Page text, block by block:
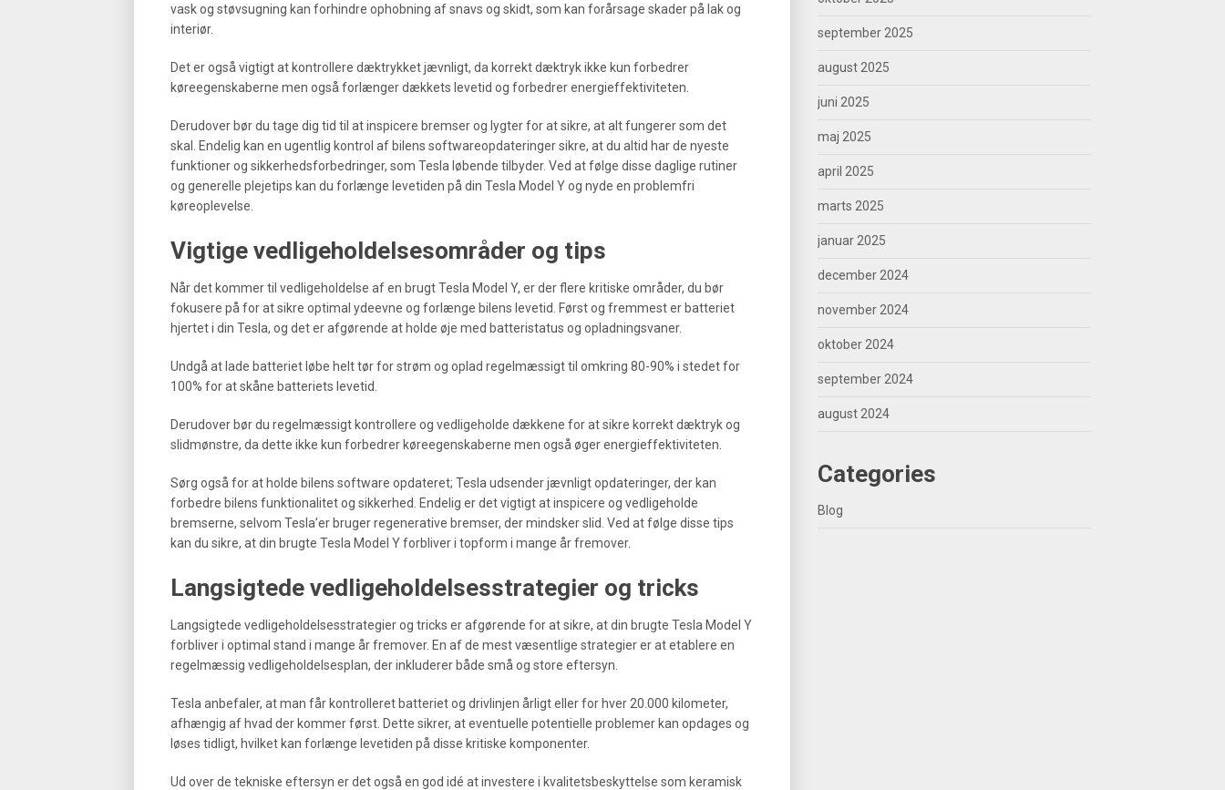
vask og støvsugning kan forhindre ophobning af snavs og skidt, som kan forårsage skader på lak og
interiør.
Det er også vigtigt at kontrollere dæktrykket jævnligt, da korrekt dæktryk ikke kun forbedrer
køreegenskaberne men også forlænger dækkets levetid og forbedrer energieffektiviteten.
Derudover bør du tage dig tid til at inspicere bremser og lygter for at sikre, at alt fungerer som det
skal. Endelig kan en ugentlig kontrol af bilens softwareopdateringer sikre, at du altid har de nyeste
funktioner og sikkerhedsforbedringer, som Tesla løbende tilbyder. Ved at følge disse daglige rutiner
og generelle plejetips kan du forlænge levetiden på din Tesla Model Y og nyde en problemfri
køreoplevelse.
Vigtige vedligeholdelsesområder og tips
Når det kommer til vedligeholdelse af en brugt Tesla Model Y, er der flere kritiske områder, du bør
fokusere på for at sikre optimal ydeevne og forlænge bilens levetid. Først og fremmest er batteriet
hjertet i din Tesla, og det er afgørende at holde øje med batteristatus og opladningsvaner.
Undgå at lade batteriet løbe helt tør for strøm og oplad regelmæssigt til omkring 80-90% i stedet for
100% for at skåne batteriets levetid.
Derudover bør du regelmæssigt kontrollere og vedligeholde dækkene for at sikre korrekt dæktryk og
slidmønstre, da dette ikke kun forbedrer køreegenskaberne men også øger energieffektiviteten.
Sørg også for at holde bilens software opdateret; Tesla udsender jævnligt opdateringer, der kan
forbedre bilens funktionalitet og sikkerhed. Endelig er det vigtigt at inspicere og vedligeholde
bremserne, selvom Tesla’er bruger regenerative bremser, der mindsker slid. Ved at følge disse tips
kan du sikre, at din brugte Tesla Model Y forbliver i topform i mange år fremover.
Langsigtede vedligeholdelsesstrategier og tricks
Langsigtede vedligeholdelsesstrategier og tricks er afgørende for at sikre, at din brugte Tesla Model Y
forbliver i optimal stand i mange år fremover. En af de mest væsentlige strategier er at etablere en
regelmæssig vedligeholdelsesplan, der inkluderer både små og store eftersyn.
Tesla anbefaler, at man får kontrolleret batteriet og drivlinjen årligt eller for hver 20.000 kilometer,
afhængig af hvad der kommer først. Dette sikrer, at eventuelle potentielle problemer kan opdages og
løses tidligt, hvilket kan forlænge levetiden på disse kritiske komponenter.
Ud over de tekniske eftersyn er det også en god idé at investere i kvalitetsbeskyttelse som keramisk
september 2025
august 2025
juni 2025
maj 2025
april 2025
marts 2025
januar 2025
december 2024
november 2024
oktober 2024
september 2024
august 2024
Categories
Blog